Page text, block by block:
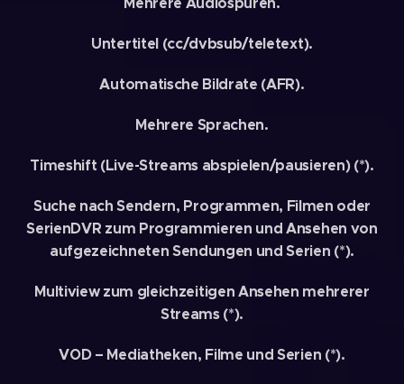
Untertitel (cc/dvbsub/teletext).
Automatische Bildrate (AFR).
Mehrere Sprachen.
Timeshift (Live-Streams abspielen/pausieren) (*).
Suche nach Sendern, Programmen, Filmen oder
SerienDVR zum Programmieren und Ansehen von
aufgezeichneten Sendungen und Serien (*).
Multiview zum gleichzeitigen Ansehen mehrerer
Streams (*).
VOD – Mediatheken, Filme und Serien (*).